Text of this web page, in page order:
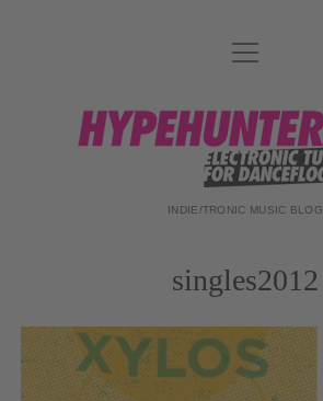
DATENSCHUTZ
DJ-TEAM
ABOUT
Menü
öffnen
hypehunters
INDIE/TRONIC MUSIC BLOG
singles2012